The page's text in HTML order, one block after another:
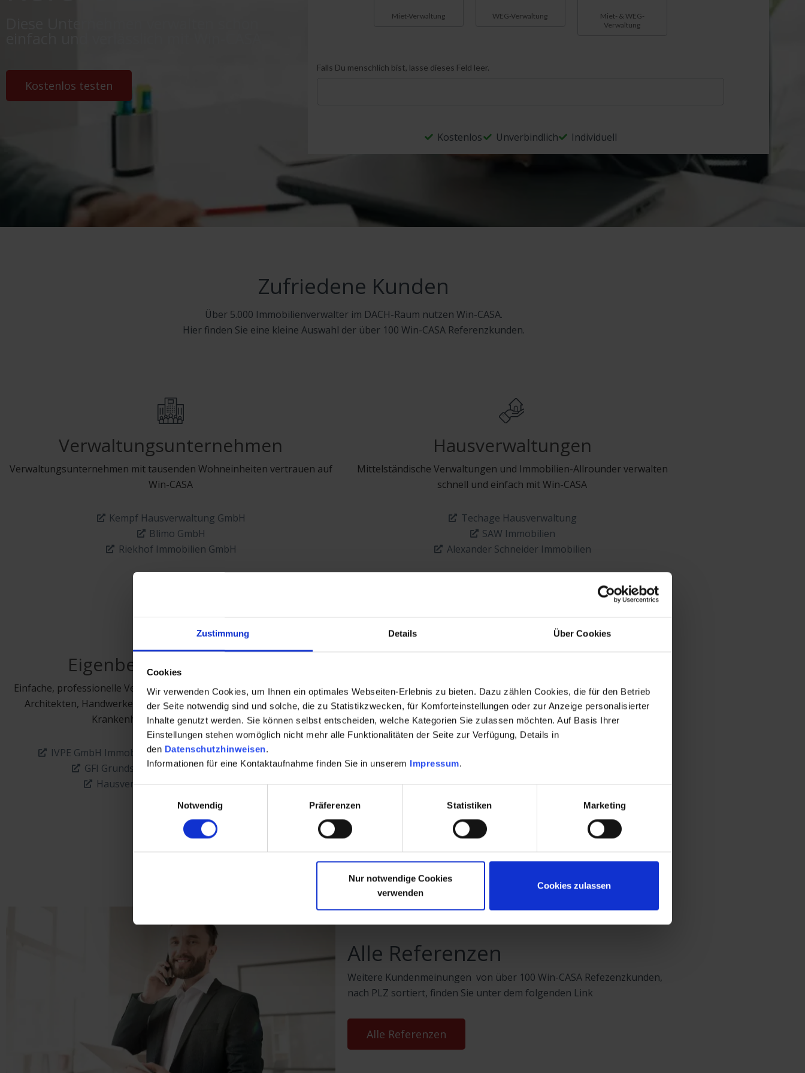
Zustimmung Details Über Cookies
Cookies
Wir verwenden Cookies, um Ihnen ein optimales Webseiten-Erlebnis zu bieten. Dazu zählen Cookies, die für den Betrieb
der Seite notwendig sind und solche, die zu Statistikzwecken, für Komforteinstellungen oder zur Anzeige personalisierter
Inhalte genutzt werden. Sie können selbst entscheiden, welche Kategorien Sie zulassen möchten. Auf Basis Ihrer
Einstellungen stehen womöglich nicht mehr alle Funktionalitäten der Seite zur Verfügung, Details in
den Datenschutzhinweisen.
Informationen für eine Kontaktaufnahme finden Sie in unserem Impressum.
Notwendig
Präferenzen Statistiken Marketing
Nur notwendige Cookies
verwenden
Cookies zulassen
Kostenlos testen
Miet-Verwaltung WEG-Verwaltung
Miet- & WEG-
Verwaltung
Falls Du menschlich bist, lasse dieses Feld leer.
Kostenlos Unverbindlich Individuell
Zufriedene Kunden
Über 5.000 Immobilienverwalter im DACH-Raum nutzen Win-CASA.
Hier finden Sie eine kleine Auswahl der über 100 Win-CASA Referenzkunden.
Verwaltungsunternehmen
Verwaltungsunternehmen mit tausenden Wohneinheiten vertrauen auf
Win-CASA
Kempf Hausverwaltung GmbH
Blimo GmbH
Riekhof Immobilien GmbH
Hausverwaltungen
Mittelständische Verwaltungen und Immobilien-Allrounder verwalten
schnell und einfach mit Win-CASA
Techage Hausverwaltung
SAW Immobilien
Alexander Schneider Immobilien
Eigenbestandsverwalter
Einfache, professionelle Verwaltung für Projektentwickler, Bauträger,
Architekten, Handwerker, Investoren, Banken, karitative Vereine,
Krankenhäuser und Pflegeheime, ...
IVPE GmbH Immobilienverwaltung & Projektentwicklung
GFI Grundstücks- & Wohnungsbau GmbH
Hausverwaltung Andreas Janoschka
Unternehmerisch durchstarten mit Win-CASA -- Ihrem professionellen
Werkzeug um nachhaltig zu wachsen
Thomas Krieg Hausverwaltung
Kostenlos testen Beratung vereinbaren
Alle Referenzen
Weitere Kundenmeinungen von über 100 Win-CASA Refezenzkunden,
nach PLZ sortiert, finden Sie unter dem folgenden Link
Alle Referenzen